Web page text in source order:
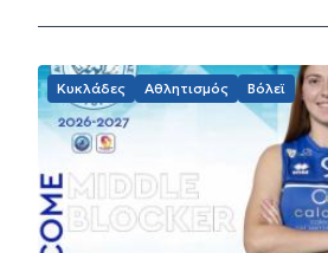
Κυκλάδες Αθλητισμός Βόλεϊ